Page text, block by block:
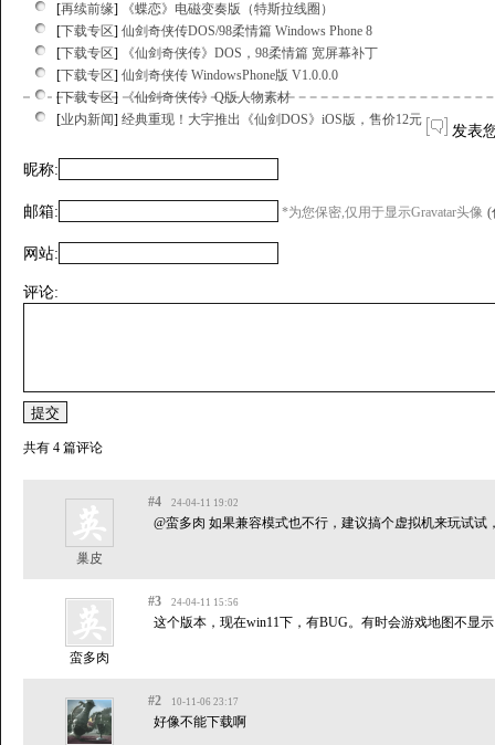
[再续前缘]
《蝶恋》电磁变奏版（特斯拉线圈）
[下载专区] 仙剑奇侠传DOS/98柔情篇 Windows Phone 8
[下载专区]
《仙剑奇侠传》DOS，98柔情篇 宽屏幕补丁
[下载专区] 仙剑奇侠传 WindowsPhone版 V1.0.0.0
[下载专区] 《仙剑奇侠传》Q版人物素材
[业内新闻] 经典重现！大宇推出《仙剑DOS》iOS版，售价12元
发表
昵称:
邮箱: *为您保密,仅用于显示Gravatar头像 (
网站:
评论:
共有 4 篇评论
巢皮
#4 24-04-11 19:02
@蛮多肉 如果兼容模式也不行，建议搞个虚拟机来玩试试
蛮多肉
#3 24-04-11 15:56
这个版本，现在win11下，有BUG。有时会游戏地图不显
#2 10-11-06 23:17
好像不能下载啊